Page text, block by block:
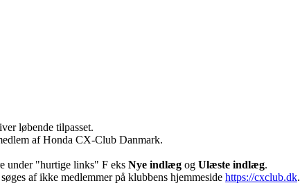
løbende tilpasset.
af Honda CX-Club Danmark.
under "hurtige links" F eks Nye indlæg og Ulæste indlæg.
af ikke medlemmer på klubbens hjemmeside https://cxclub.dk.